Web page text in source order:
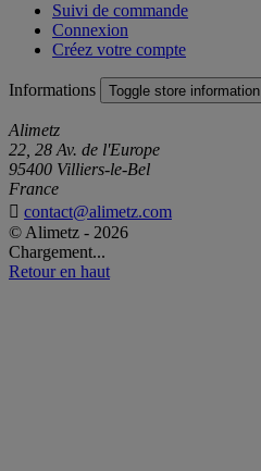
Suivi de commande
Connexion
Créez votre compte
Informations Toggle store information
Alimetz
22, 28 Av. de l'Europe
95400 Villiers-le-Bel
France
 contact@alimetz.com
© Alimetz - 2026
Chargement...
Retour en haut